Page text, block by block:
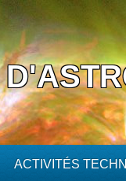
ACTIVITÉS